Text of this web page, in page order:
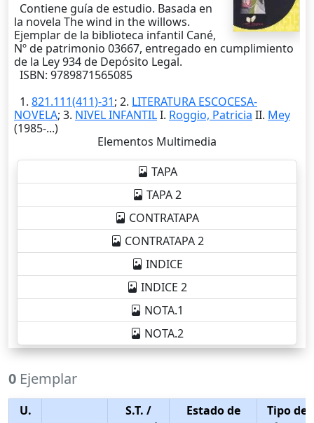
Contiene guía de estudio. Basada en
la novela The wind in the willows.
Ejemplar de la biblioteca infantil Cané,
Nº de patrimonio 03667, entregado en cumplimiento
de la Ley 934 de Depósito Legal.
ISBN: 9789871565085
1. 821.111(411)-31; 2. LITERATURA ESCOCESA-
NOVELA; 3. NIVEL INFANTILI. Roggio, Patricia II. Mey
(1985-...)
Elementos Multimedia
TAPA
TAPA 2
CONTRATAPA
CONTRATAPA 2
INDICE
INDICE 2
NOTA.1
NOTA.2
0 Ejemplar
U.
S.T. /
Estado de
Tipo de